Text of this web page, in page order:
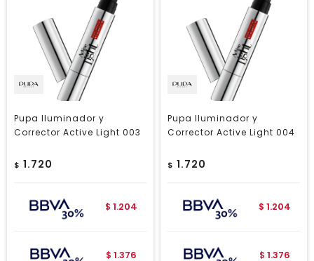
Pupa Iluminador y
Corrector Active Light 003
$ 1.720
$ 1.204
$ 1.376
Pupa Iluminador y
Corrector Active Light 004
$ 1.720
$ 1.204
$ 1.376